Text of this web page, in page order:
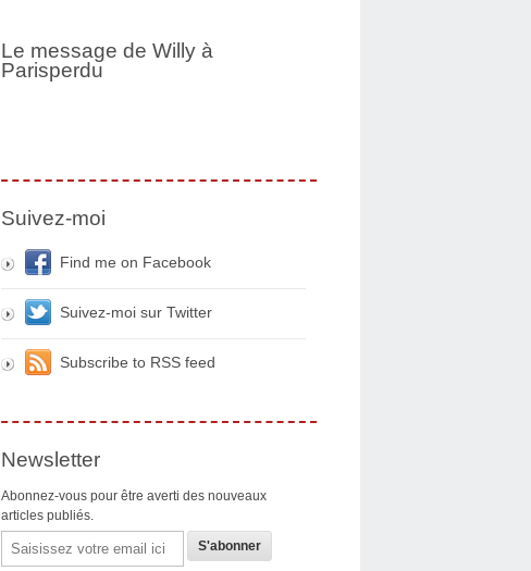
Le message de Willy à
Parisperdu
Suivez-moi
Find me on Facebook
Suivez-moi sur Twitter
Subscribe to RSS feed
Newsletter
Abonnez-vous pour être averti des nouveaux
articles publiés.
Email